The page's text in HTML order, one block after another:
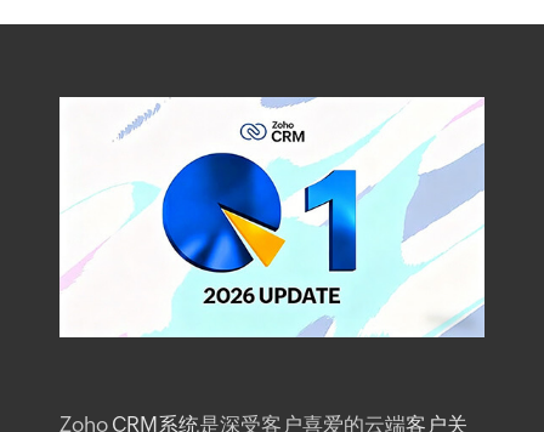
Zoho CRM系统是深受客户喜爱的云端客户关